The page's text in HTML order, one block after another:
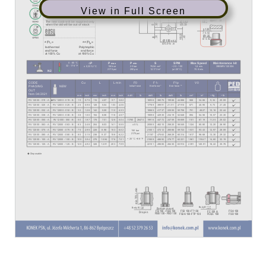
View in Full Screen